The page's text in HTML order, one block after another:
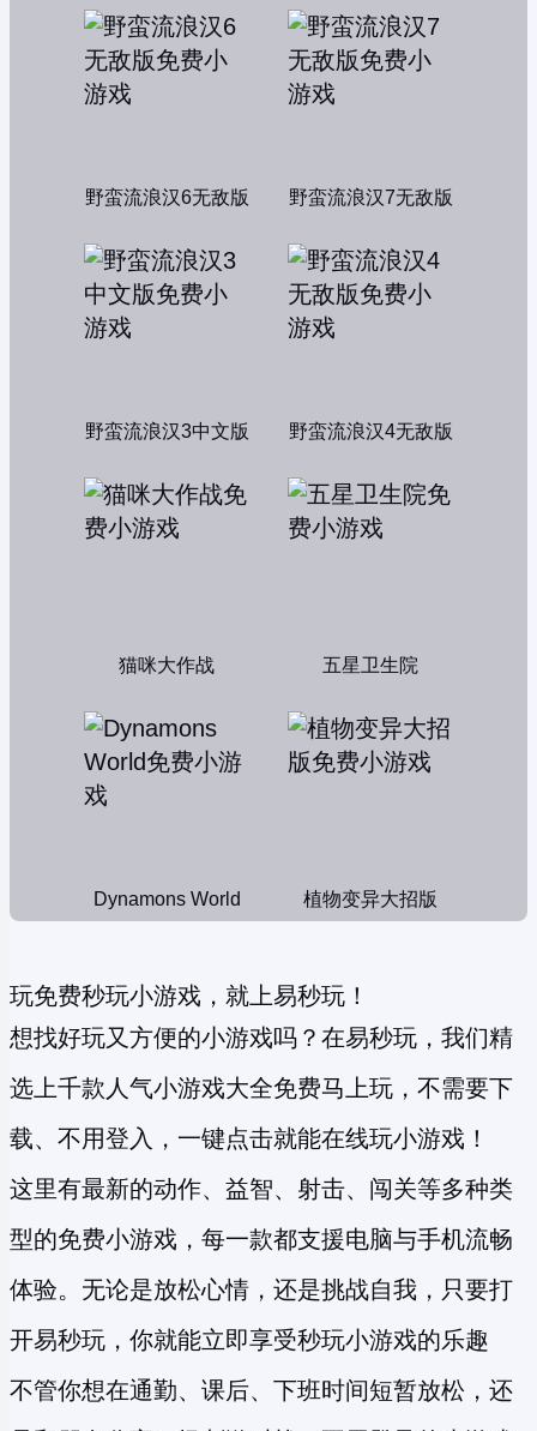
野蛮流浪汉6无敌版 野蛮流浪汉7无敌版
野蛮流浪汉3中文版 野蛮流浪汉4无敌版
猫咪大作战 五星卫生院
Dynamons World 植物变异大招版
玩免费秒玩小游戏，就上易秒玩！
想找好玩又方便的小游戏吗？在易秒玩，我们精
选上千款人气小游戏大全免费马上玩，不需要下
载、不用登入，一键点击就能在线玩小游戏！
这里有最新的动作、益智、射击、闯关等多种类
型的免费小游戏 ，每一款都支援电脑与手机流畅
体验。无论是放松心情，还是挑战自我，只要打
开易秒玩，你就能立即享受秒玩小游戏的乐趣
不管你想在通勤、课后、下班时间短暂放松，还